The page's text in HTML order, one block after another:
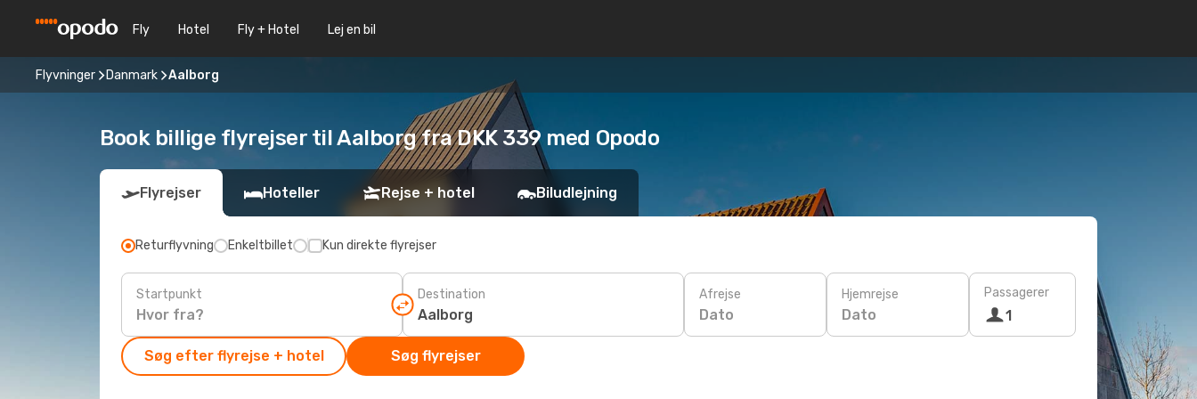
Fly Hotel Fly + Hotel Lej en bil
Flyvninger Danmark Aalborg
Book billige flyrejser til Aalborg fra DKK 339 med Opodo
Flyrejser Hoteller Rejse + hotel Biludlejning
Returflyvning Enkeltbillet Kun direkte flyrejser
Startpunkt Destination Afrejse
Dato
Hjemrejse
Dato
Passagerer
1
Søg efter flyrejse + hotel Søg flyrejser